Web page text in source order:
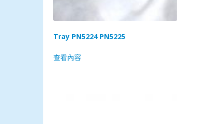
Tray PN5224 PN5225
查看內容